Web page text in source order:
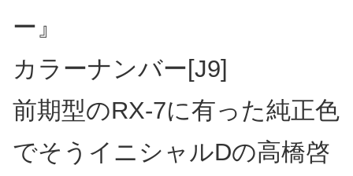
ー』
カラーナンバー[J9]
前期型のRX-7に有った純正色
でそうイニシャルDの高橋啓